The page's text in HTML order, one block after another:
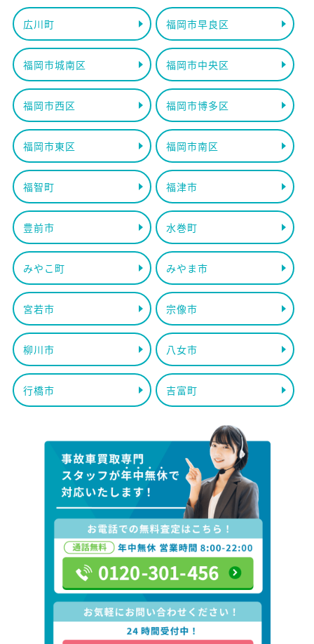
広川町 福岡市早良区
福岡市城南区 福岡市中央区
福岡市西区 福岡市博多区
福岡市東区 福岡市南区
福智町 福津市
豊前市 水巻町
みやこ町 みやま市
宮若市 宗像市
柳川市 八女市
行橋市 吉富町